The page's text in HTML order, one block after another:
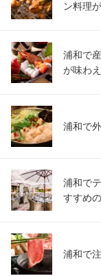
ン料理
浦和で
が味わ
浦和で
浦和で
すすめ
浦和で